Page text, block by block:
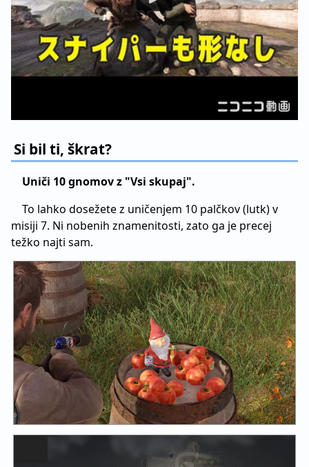
Si bil ti, škrat?
Uniči 10 gnomov z "Vsi skupaj".
To lahko dosežete z uničenjem 10 palčkov (lutk) v
misiji 7. Ni nobenih znamenitosti, zato ga je precej
težko najti sam.